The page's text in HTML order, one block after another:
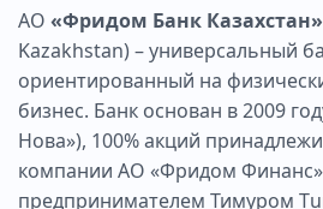
АО «Фридом Банк Казахстан»
Kazakhstan) – универсальный
ориентированный на
бизнес. Банк основан в 2009
Новa»), 100% акций
компании АО «Фридом
предпринимателем Тимуром